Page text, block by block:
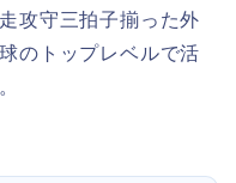
攻守三拍子揃った外
のトップレベルで活